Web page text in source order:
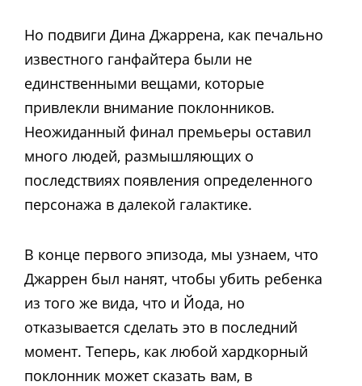
Но подвиги Дина Джаррена, как печально
известного ганфайтера были не
единственными вещами, которые
привлекли внимание поклонников.
Неожиданный финал премьеры оставил
много людей, размышляющих о
последствиях появления определенного
персонажа в далекой галактике.
В конце первого эпизода, мы узнаем, что
Джаррен был нанят, чтобы убить ребенка
из того же вида, что и Йода, но
отказывается сделать это в последний
момент. Теперь, как любой хардкорный
поклонник может сказать вам, в